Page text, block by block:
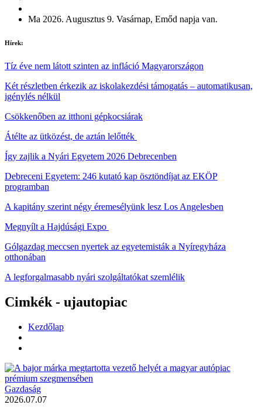
Ma 2026. Augusztus 9. Vasárnap, Emőd napja van.
Hírek:
Tíz éve nem látott szinten az infláció Magyarországon
Két részletben érkezik az iskolakezdési támogatás – automatikusan,
igénylés nélkül
Csökkenőben az itthoni gépkocsiárak
Átélte az ütközést, de aztán lelőtték
Így zajlik a Nyári Egyetem 2026 Debrecenben
Debreceni Egyetem: 246 kutató kap ösztöndíjat az EKÖP
programban
A kapitány szerint négy éremesélyünk lesz Los Angelesben
Megnyílt a Hajdúsági Expo
Gólgazdag meccsen nyertek az egyetemisták a Nyíregyháza
otthonában
A legforgalmasabb nyári szolgáltatókat szemlélik
Cimkék - ujautopiac
Kezdőlap
Gazdaság
2026.07.07